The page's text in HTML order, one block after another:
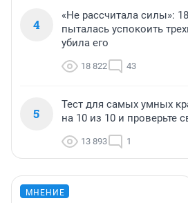
4
«Не рассчитала силы»:
пыталась успокоить
убила его
18 822 43
5
Тест для самых умных
на 10 из 10 и проверьте
13 893 1
МНЕНИЕ